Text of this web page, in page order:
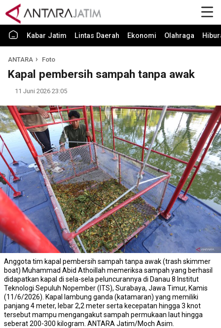
Kabar Jatim Lintas Daerah Ekonomi Olahraga
ANTARA Foto
Kapal pembersih sampah tanpa awak
11 Juni 2026 23:05
Anggota tim kapal pembersih sampah tanpa awak (trash skimmer
boat) Muhammad Abid Athoillah memeriksa sampah yang berhasil
didapatkan kapal di sela-sela peluncurannya di Danau 8 Institut
Teknologi Sepuluh Nopember (ITS), Surabaya, Jawa Timur, Kamis
(11/6/2026). Kapal lambung ganda (katamaran) yang memiliki
panjang 4 meter, lebar 2,2 meter serta kecepatan hingga 3 knot
tersebut mampu mengangakut sampah permukaan laut hingga
seberat 200-300 kilogram. ANTARA Jatim/Moch Asim.